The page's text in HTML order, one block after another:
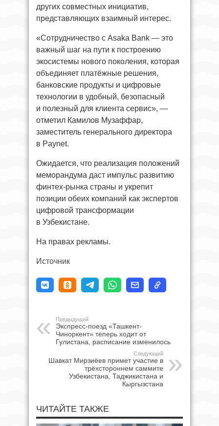
других совместных инициатив,
представляющих взаимный интерес.
«Сотрудничество с Asaka Bank — это
важный шаг на пути к построению
экосистемы нового поколения, которая
объединяет платёжные решения,
банковские продукты и цифровые
технологии в удобный, безопасный
и полезный для клиента сервис», —
отметил Камилов Музаффар,
заместитель генерального директора
в Paynet.
Ожидается, что реализация положений
меморандума даст импульс развитию
финтех-рынка страны и укрепит
позиции обеих компаний как экспертов
цифровой трансформации
в Узбекистане.
На правах рекламы.
Источник
Предыдущий
Экспресс-поезд «Ташкент-
Чиноркент» теперь ходит от
Гулистана, расписание изменилось
Следующий
Шавкат Мирзиёев примет участие в
трёхстороннем саммите
Узбекистана, Таджикистана и
Кыргызстана
ЧИТАЙТЕ ТАКЖЕ